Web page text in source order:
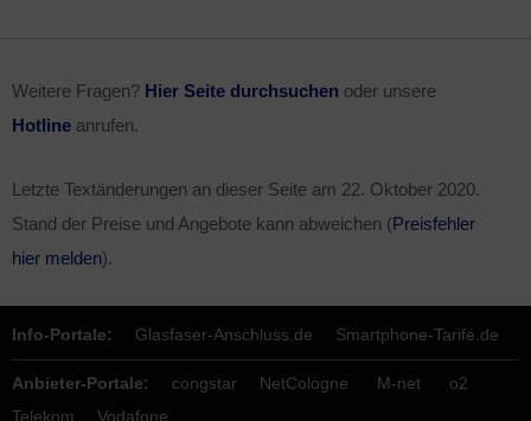
Weitere Fragen? Hier Seite durchsuchen oder unsere
Hotline anrufen.
Letzte Textänderungen an dieser Seite am 22. Oktober 2020.
Stand der Preise und Angebote kann abweichen (Preisfehler
hier melden).
Info-Portale: Glasfaser-Anschluss.de Smartphone-Tarife.de
Anbieter-Portale: congstar NetCologne M-net
o2
Telekom
Vodafone